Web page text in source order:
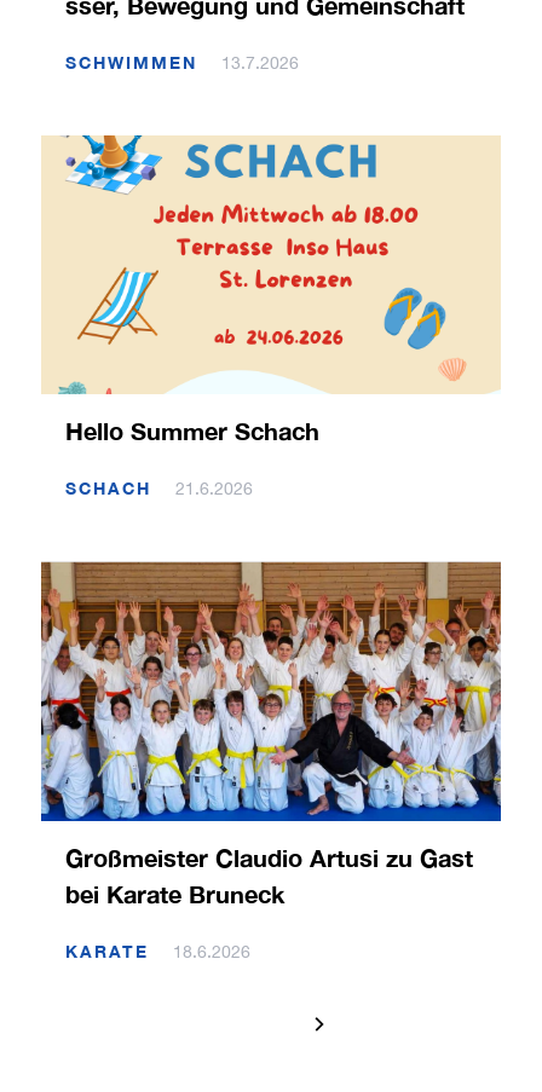
SCHWIMMEN 13.7.2026
Hello Summer Schach
SCHACH 21.6.2026
Großmeister Claudio Artusi zu Gast
bei Karate Bruneck
KARATE 18.6.2026